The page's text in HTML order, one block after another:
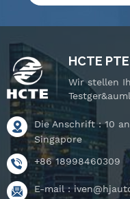
HCTE
Wir stellen
Die Anschrift : 10
Singapore
+86 18998460309
E-mail :